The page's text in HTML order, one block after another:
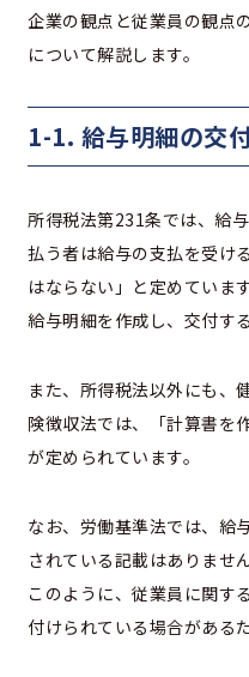
企業の観点と従業員の観点
について解説します。
1-1. 給与明細の交
所得税法第231条では、給
払う者は給与の支払を受け
はならない」と定めていま
給与明細を作成し、交付す
また、所得税法以外にも、
険徴収法では、「計算書を
が定められています。
なお、労働基準法では、給
されている記載はありません
このように、従業員に関す
付けられている場合がある